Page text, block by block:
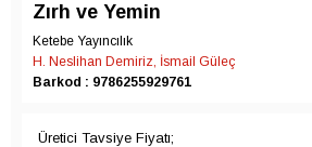
Zırh ve Yemin
Ketebe Yayıncılık
H. Neslihan Demiriz, İsmail Güleç
Barkod : 9786255929761
Üretici Tavsiye Fiyatı;